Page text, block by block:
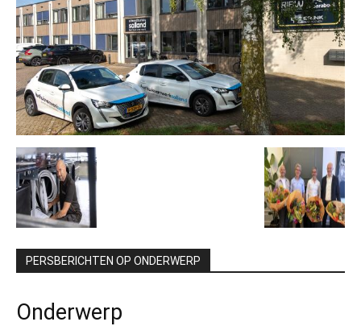
PERSBERICHTEN OP ONDERWERP
Onderwerp